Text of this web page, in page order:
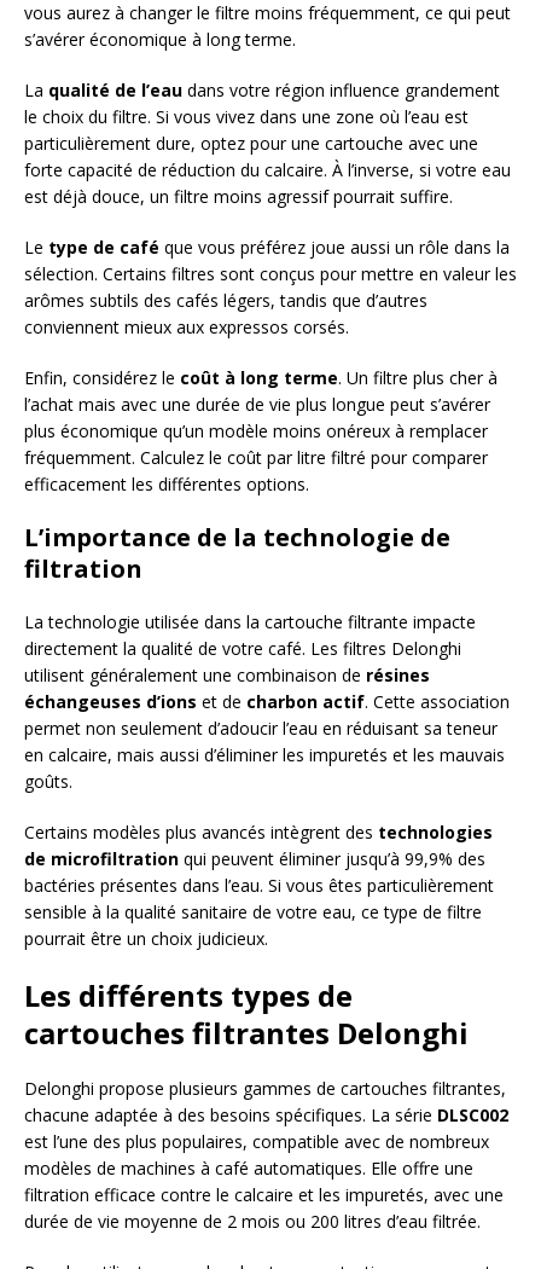
vous aurez à changer le filtre moins fréquemment, ce qui peut
s’avérer économique à long terme.
La qualité de l’eau dans votre région influence grandement
le choix du filtre. Si vous vivez dans une zone où l’eau est
particulièrement dure, optez pour une cartouche avec une
forte capacité de réduction du calcaire. À l’inverse, si votre eau
est déjà douce, un filtre moins agressif pourrait suffire.
Le type de café que vous préférez joue aussi un rôle dans la
sélection. Certains filtres sont conçus pour mettre en valeur les
arômes subtils des cafés légers, tandis que d’autres
conviennent mieux aux expressos corsés.
Enfin, considérez le coût à long terme. Un filtre plus cher à
l’achat mais avec une durée de vie plus longue peut s’avérer
plus économique qu’un modèle moins onéreux à remplacer
fréquemment. Calculez le coût par litre filtré pour comparer
efficacement les différentes options.
L’importance de la technologie de
filtration
La technologie utilisée dans la cartouche filtrante impacte
directement la qualité de votre café. Les filtres Delonghi
utilisent généralement une combinaison de résines
échangeuses d’ions et de charbon actif. Cette association
permet non seulement d’adoucir l’eau en réduisant sa teneur
en calcaire, mais aussi d’éliminer les impuretés et les mauvais
goûts.
Certains modèles plus avancés intègrent des technologies
de microfiltration qui peuvent éliminer jusqu’à 99,9% des
bactéries présentes dans l’eau. Si vous êtes particulièrement
sensible à la qualité sanitaire de votre eau, ce type de filtre
pourrait être un choix judicieux.
Les différents types de
cartouches filtrantes Delonghi
Delonghi propose plusieurs gammes de cartouches filtrantes,
chacune adaptée à des besoins spécifiques. La série DLSC002
est l’une des plus populaires, compatible avec de nombreux
modèles de machines à café automatiques. Elle offre une
filtration efficace contre le calcaire et les impuretés, avec une
durée de vie moyenne de 2 mois ou 200 litres d’eau filtrée.